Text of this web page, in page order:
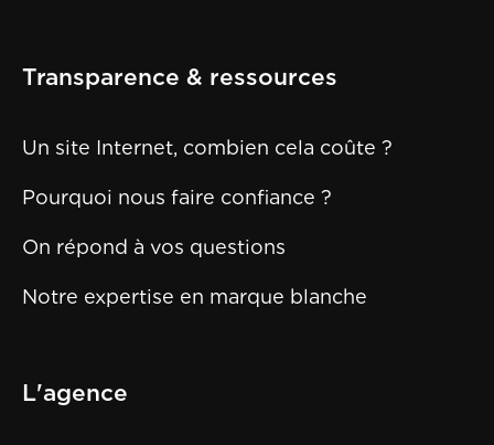
Transparence & ressources
Un site Internet, combien cela coûte ?
Pourquoi nous faire confiance ?
On répond à vos questions
Notre expertise en marque blanche
L'agence